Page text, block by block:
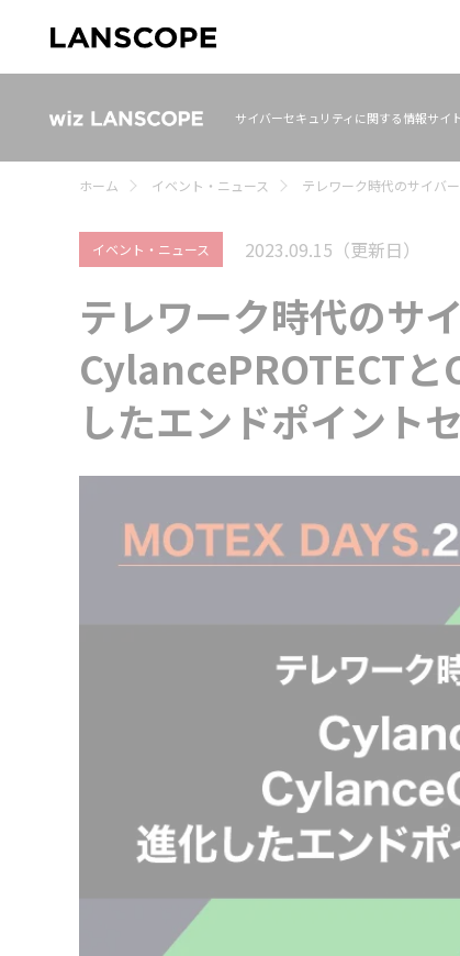
サイバーセキュリティに関する情報サイト
ホーム イベント・ニュース テレワーク時代のサイバ
イベント・ニュース 2023.09.15 （更新日）
テレワーク時代のサ
CylancePROTECT
したエンドポイント